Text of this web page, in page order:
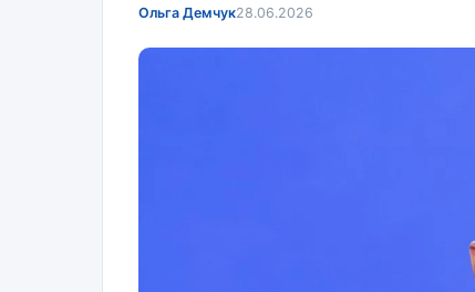
Ольга Демчук28.06.2026